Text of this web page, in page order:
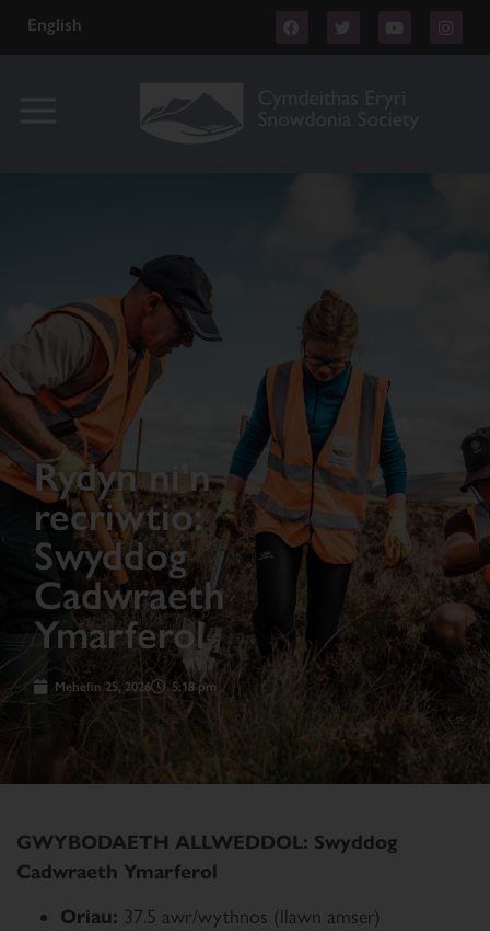
English
Rydyn ni’n
recriwtio:
Swyddog
Cadwraeth
Ymarferol
Mehefin 25, 2026 5:18 pm
GWYBODAETH ALLWEDDOL: Swyddog
Cadwraeth Ymarferol
Oriau: 37.5 awr/wythnos (llawn amser)